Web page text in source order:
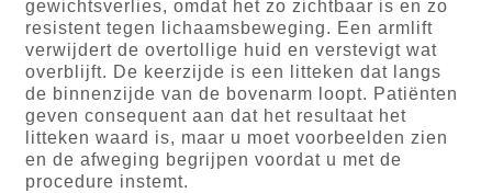
gewichtsverlies, omdat het zo zichtbaar is en zo
resistent tegen lichaamsbeweging. Een armlift
verwijdert de overtollige huid en verstevigt wat
overblijft. De keerzijde is een litteken dat langs
de binnenzijde van de bovenarm loopt. Patiënten
geven consequent aan dat het resultaat het
litteken waard is, maar u moet voorbeelden zien
en de afweging begrijpen voordat u met de
procedure instemt.